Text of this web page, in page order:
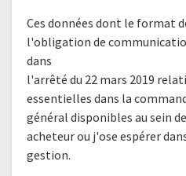
Ces données dont le format
l'obligation de
dans
l'arrêté du 22 mars 2019
essentielles dans la
général disponibles au sein
acheteur ou j'ose espérer
gestion.